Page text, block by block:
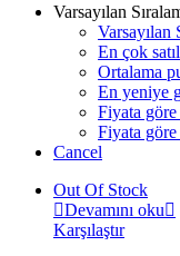
Varsayılan
Varsayılan
En çok
Ortalama
En yeniye
Fiyata göre
Fiyata göre
Cancel
Out Of Stock
Devamını oku
Karşılaştır